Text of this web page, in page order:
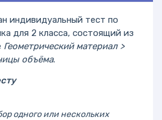
индивидуальный тест по
для 2 класса, состоящий из
Геометрический материал >
объёма.
одного или нескольких